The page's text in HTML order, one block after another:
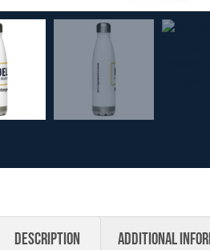
Description Additional